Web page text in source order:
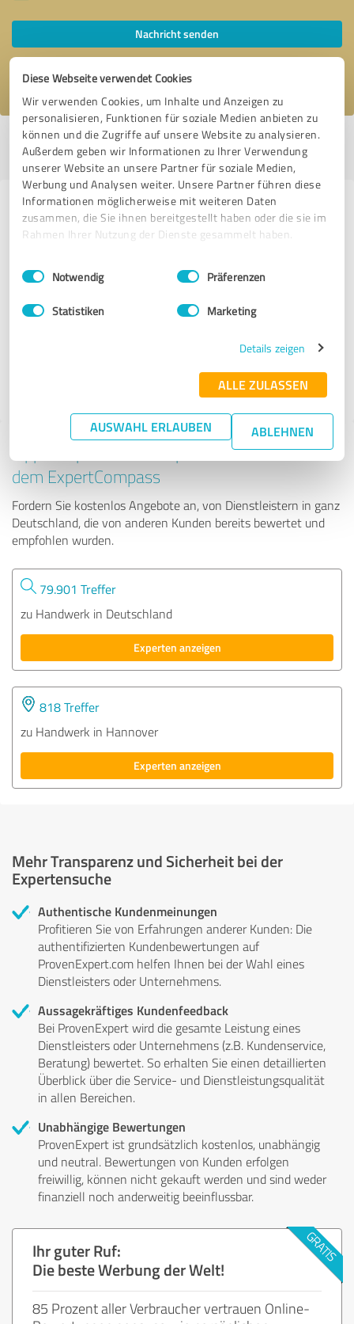
Diese Webseite verwendet Cookies
Wir verwenden Cookies, um Inhalte und Anzeigen zu
personalisieren, Funktionen für soziale Medien anbieten zu
können und die Zugriffe auf unsere Website zu analysieren.
Außerdem geben wir Informationen zu Ihrer Verwendung
unserer Website an unsere Partner für soziale Medien,
Werbung und Analysen weiter. Unsere Partner führen diese
Informationen möglicherweise mit weiteren Daten
zusammen, die Sie ihnen bereitgestellt haben oder die sie im
Rahmen Ihrer Nutzung der Dienste gesammelt haben.
Impressum Datenschutzbestimmungen
Einwilligungsauswahl
Notwendig Präferenzen
Statistiken Marketing
Details zeigen
ALLE ZULASSEN
AUSWAHL ERLAUBEN ABLEHNEN
Nachricht senden
Ich stimme denDatenschutzbestimmungen
Profil aktiv seit 23.03.2021 |Letzte Aktualisierung: 20.07.2026|Profil
melden
Erfahrungen zu weiteren
Anbietern aus dem Bereich
Tipp: Die passenden Experten finden - mit
dem ExpertCompass
Fordern Sie kostenlos Angebote an, von Dienstleistern in ganz
Deutschland, die von anderen Kunden bereits bewertet und
empfohlen wurden.
79.901 Treffer
zu Handwerk in Deutschland
Experten anzeigen
818 Treffer
zu Handwerk in Hannover
Experten anzeigen
Mehr Transparenz und Sicherheit bei der
Expertensuche
Authentische Kundenmeinungen
Profitieren Sie von Erfahrungen anderer Kunden: Die
authentifizierten Kundenbewertungen auf
ProvenExpert.com helfen Ihnen bei der Wahl eines
Dienstleisters oder Unternehmens.
Aussagekräftiges Kundenfeedback
Bei ProvenExpert wird die gesamte Leistung eines
Dienstleisters oder Unternehmens (z.B. Kundenservice,
Beratung) bewertet. So erhalten Sie einen detaillierten
Überblick über die Service- und Dienstleistungsqualität
in allen Bereichen.
Unabhängige Bewertungen
ProvenExpert ist grundsätzlich kostenlos, unabhängig
und neutral. Bewertungen von Kunden erfolgen
freiwillig, können nicht gekauft werden und sind weder
finanziell noch anderweitig beeinflussbar.
Ihr guter Ruf:
Die beste Werbung der Welt!
85 Prozent aller Verbraucher vertrauen Online-